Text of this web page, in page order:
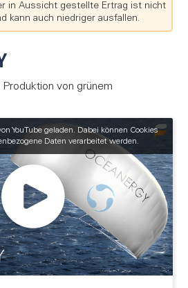
in Aussicht gestellte Ertrag ist nicht
kann auch niedriger ausfallen.
von grünem
YouTube geladen. Dabei können Cookies
Daten verarbeitet werden.